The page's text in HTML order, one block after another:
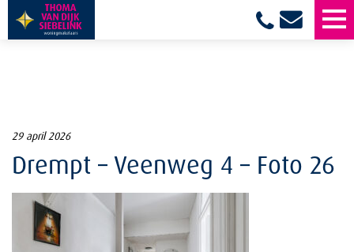
29 april 2026
Drempt – Veenweg 4 – Foto 26